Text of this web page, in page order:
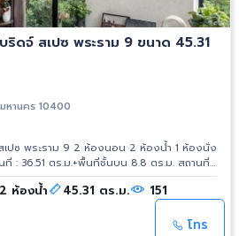
ปซ พระราม 9 ขนาด 45.31
หานคร 10400
ปซ พระราม 9 2 ห้องนอน 2 ห้องน้ำ 1 ห้องนั่ง
36.51 ตร.ม.+พื้นที่ชั้นบน 8.8 ตร.ม. สถานที่
รัล พระราม 9 - เอสพลานาด รัชดาฯ -
พ.ปิยะเวท - โชว์ ดีซี การเดินทาง -
ภิเษก - ทางด่วนศรีรัช (ด่านพระราม 9)
ถานีพระราม 9 - Airport Link สถานีมักกะสัน
2 ห้องน้ำ 45.31 ตร.ม. 151
โทร